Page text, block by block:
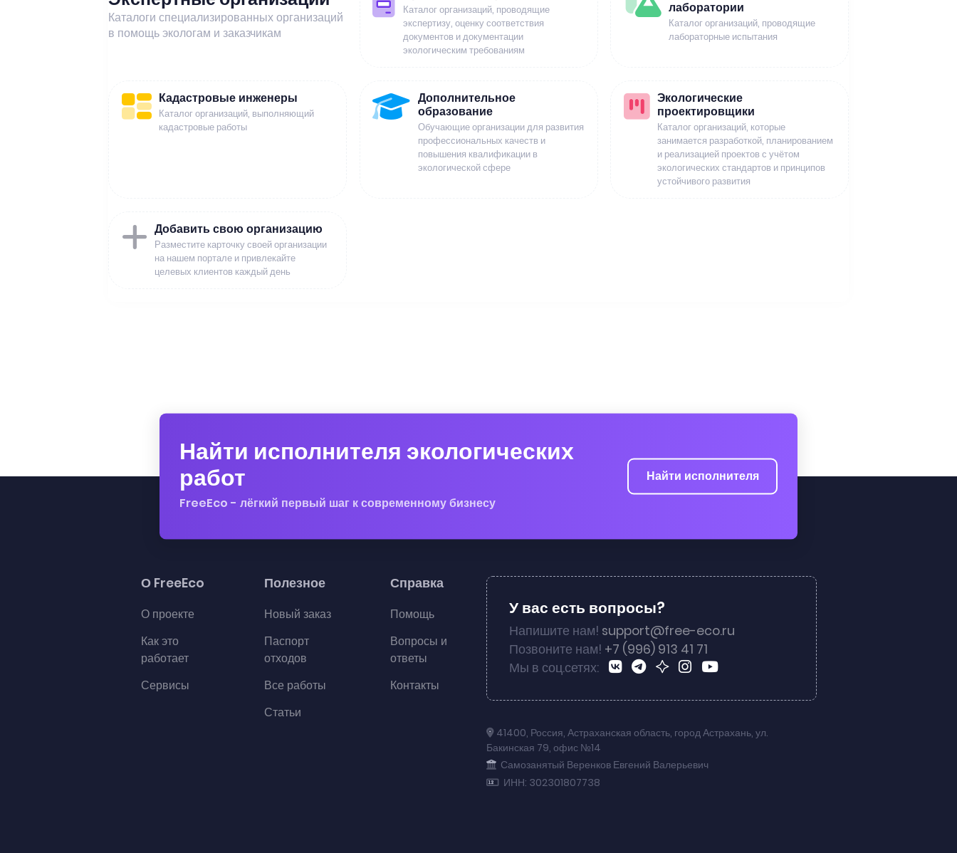
Каталоги специализированных организаций
в помощь экологам и заказчикам
Каталог организаций, проводящие
экспертизу, оценку соответствия
документов и документации
экологическим требованиям
лаборатории
Каталог организаций, проводящие
лабораторные испытания
Кадастровые инженеры
Каталог организаций, выполняющий
кадастровые работы
Дополнительное
образование
Обучающие организации для развития
профессиональных качеств и
повышения квалификации в
экологической сфере
Экологические
проектировщики
Каталог организаций, которые
занимается разработкой, планированием
и реализацией проектов с учётом
экологических стандартов и принципов
устойчивого развития
Добавить свою организацию
Разместите карточку своей организации
на нашем портале и привлекайте
целевых клиентов каждый день
Найти исполнителя экологических
работ
FreeEco - лёгкий первый шаг к современному бизнесу
Найти исполнителя
О FreeEco
О проекте
Как это
работает
Сервисы
Полезное
Новый заказ
Паспорт
отходов
Все работы
Статьи
Справка
Помощь
Вопросы и
ответы
Контакты
У вас есть вопросы?
Напишите нам! support@free-eco.ru
Позвоните нам! +7 (996) 913 41 71
Мы в соц.сетях:
41400, Россия, Астраханская область, город Астрахань, ул.
Бакинская 79, офис №14
Самозанятый Веренков Евгений Валерьевич
ИНН: 302301807738